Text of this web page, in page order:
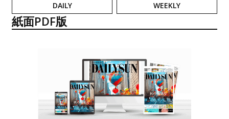
DAILY WEEKLY
紙面PDF版